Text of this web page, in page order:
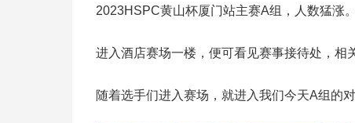
2023HSPC黄山杯厦门站主赛A组，人数猛涨
进入酒店赛场一楼，便可看见赛事接待处，相
随着选手们进入赛场，就进入我们今天A组的